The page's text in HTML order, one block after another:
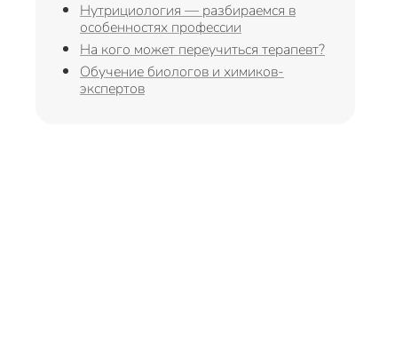
Нутрициология — разбираемся в
особенностях профессии
На кого может переучиться терапевт?
Обучение биологов и химиков-
экспертов